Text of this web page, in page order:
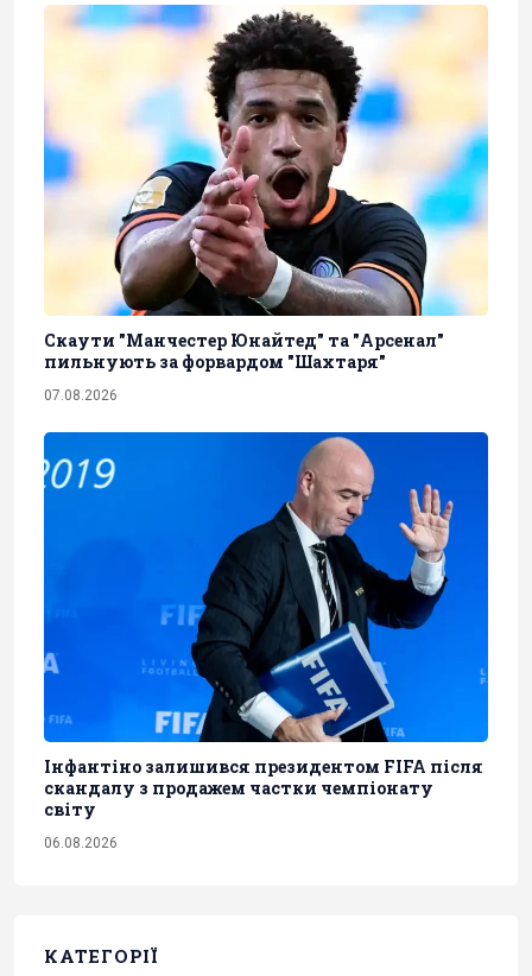
Скаути "Манчестер Юнайтед" та "Арсенал"
пильнують за форвардом "Шахтаря"
07.08.2026
Інфантіно залишився президентом FIFA після
скандалу з продажем частки чемпіонату
світу
06.08.2026
КАТЕГОРІЇ